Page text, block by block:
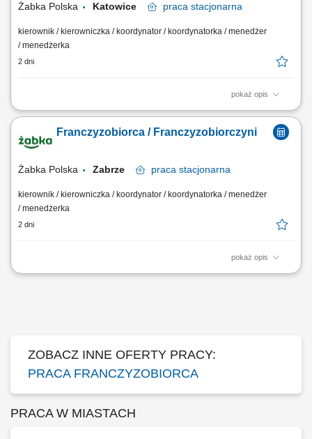
Żabka Polska Katowice praca stacjonarna
kierownik / kierowniczka / koordynator / koordynatorka / menedżer
/ menedżerka
2 dni
pokaż opis
Główne zadania: Prowadzenie własnej działalności gospodarczej w
obsługi. Monitorowanie stanów magazynowych i zamówień.
Dostosowywanie asortymentu sklepu do potrzeb lokalnego rynku.
Franczyzobiorca / Franczyzobiorczyni
Żabka Polska Zabrze praca stacjonarna
kierownik / kierowniczka / koordynator / koordynatorka / menedżer
/ menedżerka
2 dni
pokaż opis
Główne zadania: Prowadzenie własnej działalności gospodarczej w
ZOBACZ INNE OFERTY PRACY:
PRACA FRANCZYZOBIORCA
PRACA W MIASTACH